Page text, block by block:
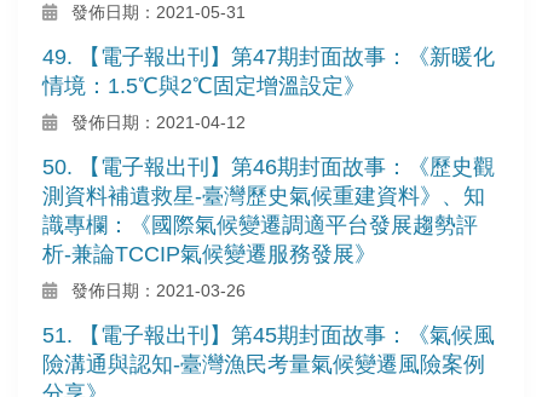
發佈日期：2021-05-31
49. 【電子報出刊】第47期封面故事：《新暖化
情境：1.5℃與2℃固定增溫設定》
發佈日期：2021-04-12
50. 【電子報出刊】第46期封面故事：《歷史觀
測資料補遺救星-臺灣歷史氣候重建資料》、知
識專欄：《國際氣候變遷調適平台發展趨勢評
析-兼論TCCIP氣候變遷服務發展》
發佈日期：2021-03-26
51. 【電子報出刊】第45期封面故事：《氣候風
險溝通與認知-臺灣漁民考量氣候變遷風險案例